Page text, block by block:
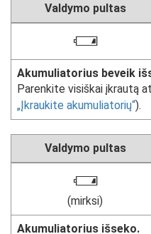
Valdymo pultas
H
Akumuliatorius beveik
Parenkite visiškai įkrautą
Įkraukite akumuliatorių ).
Valdymo pultas
H
(mirksi)
Akumuliatorius išseko.